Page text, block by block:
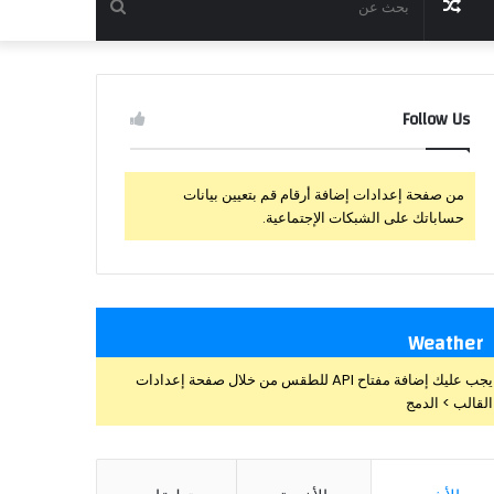
بحث
عن
مقال
عشوائي
Follow Us
من صفحة إعدادات إضافة أرقام قم بتعيين بيانات
حساباتك على الشبكات الإجتماعية.
Weather
يجب عليك إضافة مفتاح API للطقس من خلال صفحة إعدادات
القالب > الدمج